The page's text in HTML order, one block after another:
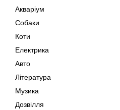
Акваріум
Собаки
Коти
Електрика
Авто
Література
Музика
Дозвілля